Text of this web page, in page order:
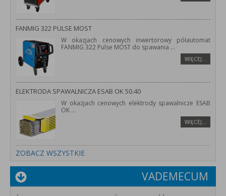
FANMIG 322 PULSE MOST
W okazjach cenowych inwertorowy półautomat
FANMIG 322 Pulse MOST do spawania ...
WIĘCEJ…
ELEKTRODA SPAWALNICZA ESAB OK 50.40
W okazjach cenowych elektrody spawalnicze ESAB
OK ...
WIĘCEJ…
ZOBACZ WSZYSTKIE
VADEMECUM